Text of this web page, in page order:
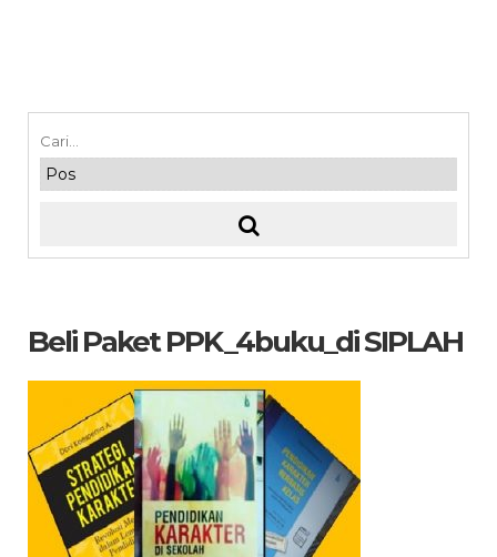
Beli Paket PPK_4buku_di SIPLAH